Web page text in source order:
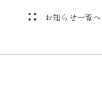
お知らせ一覧へ